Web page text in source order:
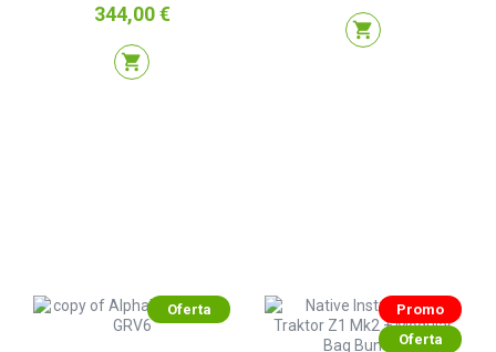
Preço
344,00 €
shopping_cart
shopping_cart
Oferta
Promo
Oferta